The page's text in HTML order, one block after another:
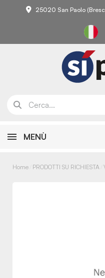
25020 San Paolo
MENÙ
Home PRODOTTI SU RICHIESTA